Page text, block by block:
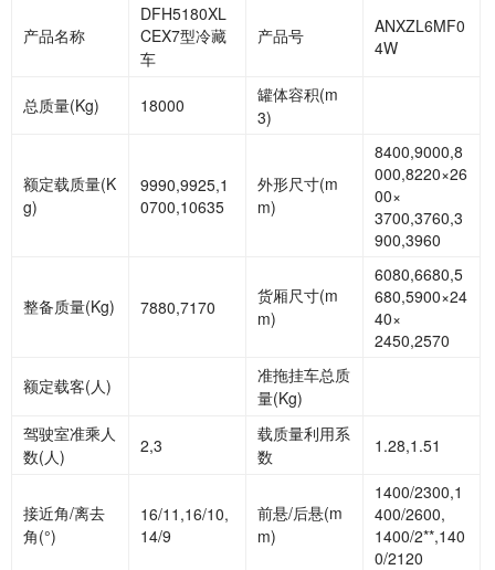
产品名称
DFH5180XL
CEX7型冷藏
车
产品号
ANXZL6MF0
4W
总质量(Kg) 18000 罐体容积(m
3)
额定载质量(K
g)
9990,9925,1
0700,10635
外形尺寸(m
m)
8400,9000,8
000,8220×26
00×
3700,3760,3
900,3960
整备质量(Kg) 7880,7170
货厢尺寸(m
m)
6080,6680,5
680,5900×24
40×
2450,2570
额定载客(人)
准拖挂车总质
量(Kg)
驾驶室准乘人
数(人) 2,3
载质量利用系
数
1.28,1.51
接近角/离去
角(°)
16/11,16/10,
14/9
前悬/后悬(m
m)
1400/2300,1
400/2600,
1400/2**,140
0/2120